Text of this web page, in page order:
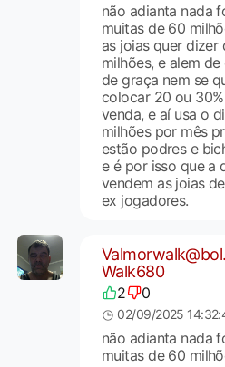
não adianta nada
muitas de 60
as joias quer dizer
milhões, e alem
de graça nem se
colocar 20 ou
venda, e aí usa o
milhões por mês
estão podres e
e é por isso que a
vendem as joias
ex jogadores.
Walk680
2 0
02/09/2025
não adianta nada
muitas de 60